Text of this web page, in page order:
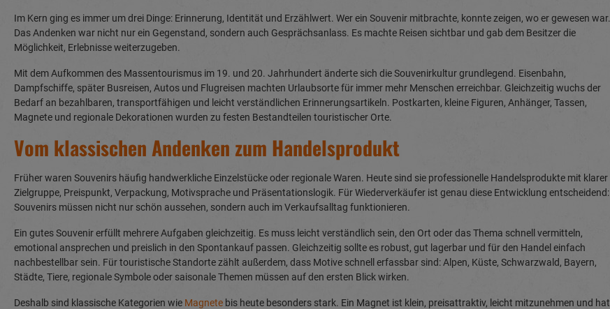
Im Kern ging es immer um drei Dinge: Erinnerung, Identität und Erzählwert. Wer ein Souvenir mitbrachte, konnte zeigen, wo er gewesen war.
Das Andenken war nicht nur ein Gegenstand, sondern auch Gesprächsanlass. Es machte Reisen sichtbar und gab dem Besitzer die
Möglichkeit, Erlebnisse weiterzugeben.
Mit dem Aufkommen des Massentourismus im 19. und 20. Jahrhundert änderte sich die Souvenirkultur grundlegend. Eisenbahn,
Dampfschiffe, später Busreisen, Autos und Flugreisen machten Urlaubsorte für immer mehr Menschen erreichbar. Gleichzeitig wuchs der
Bedarf an bezahlbaren, transportfähigen und leicht verständlichen Erinnerungsartikeln. Postkarten, kleine Figuren, Anhänger, Tassen,
Magnete und regionale Dekorationen wurden zu festen Bestandteilen touristischer Orte.
Vom klassischen Andenken zum Handelsprodukt
Früher waren Souvenirs häufig handwerkliche Einzelstücke oder regionale Waren. Heute sind sie professionelle Handelsprodukte mit klarer
Zielgruppe, Preispunkt, Verpackung, Motivsprache und Präsentationslogik. Für Wiederverkäufer ist genau diese Entwicklung entscheidend:
Souvenirs müssen nicht nur schön aussehen, sondern auch im Verkaufsalltag funktionieren.
Ein gutes Souvenir erfüllt mehrere Aufgaben gleichzeitig. Es muss leicht verständlich sein, den Ort oder das Thema schnell vermitteln,
emotional ansprechen und preislich in den Spontankauf passen. Gleichzeitig sollte es robust, gut lagerbar und für den Handel einfach
nachbestellbar sein. Für touristische Standorte zählt außerdem, dass Motive schnell erfassbar sind: Alpen, Küste, Schwarzwald, Bayern,
Städte, Tiere, regionale Symbole oder saisonale Themen müssen auf den ersten Blick wirken.
Deshalb sind klassische Kategorien wie Magnete bis heute besonders stark. Ein Magnet ist klein, preisattraktiv, leicht mitzunehmen und hat